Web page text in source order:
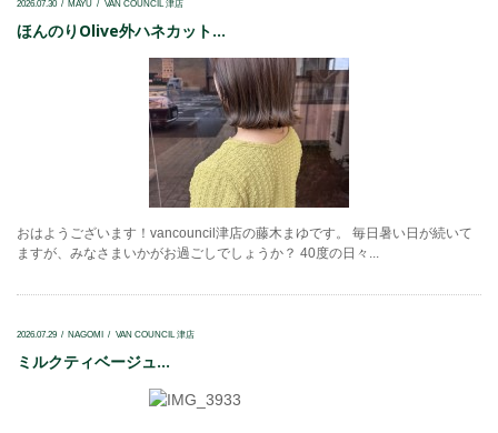
2026.07.30 MAYU VAN COUNCIL 津店
ほんのりOlive外ハネカット...
おはようございます！vancouncil津店の藤木まゆです。 毎日暑い日が続いて
ますが、みなさまいかがお過ごしでしょうか？ 40度の日々...
2026.07.29 NAGOMI VAN COUNCIL 津店
ミルクティベージュ...